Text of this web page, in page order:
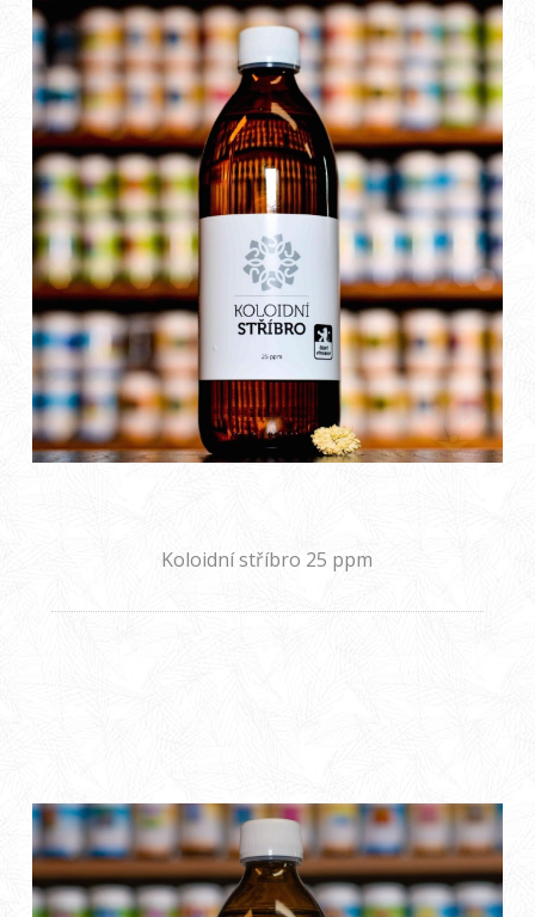
Koloidní stříbro 25 ppm